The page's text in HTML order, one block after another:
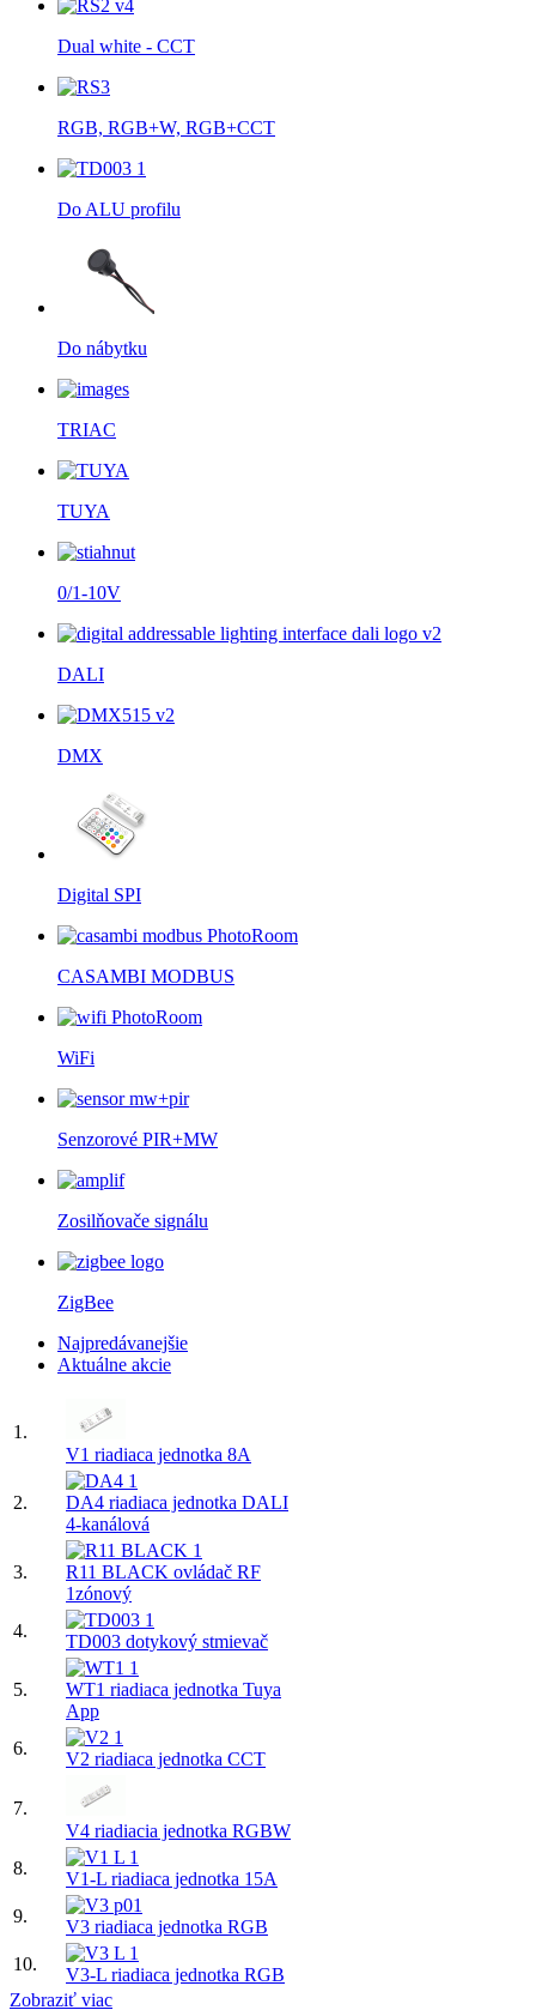
Dual white - CCT
RGB, RGB+W, RGB+CCT
Do ALU profilu
Do nábytku
TRIAC
TUYA
0/1-10V
DALI
DMX
Digital SPI
CASAMBI MODBUS
WiFi
Senzorové PIR+MW
Zosilňovače signálu
ZigBee
Najpredávanejšie
Aktuálne akcie
1.
V1 riadiaca jednotka 8A
2.
DA4 riadiaca jednotka DALI
4-kanálová
3.
R11 BLACK ovládač RF
1zónový
4.
TD003 dotykový stmievač
5.
WT1 riadiaca jednotka Tuya
App
6.
V2 riadiaca jednotka CCT
7.
V4 riadiacia jednotka RGBW
8.
V1-L riadiaca jednotka 15A
9.
V3 riadiaca jednotka RGB
10.
V3-L riadiaca jednotka RGB
Zobraziť viac